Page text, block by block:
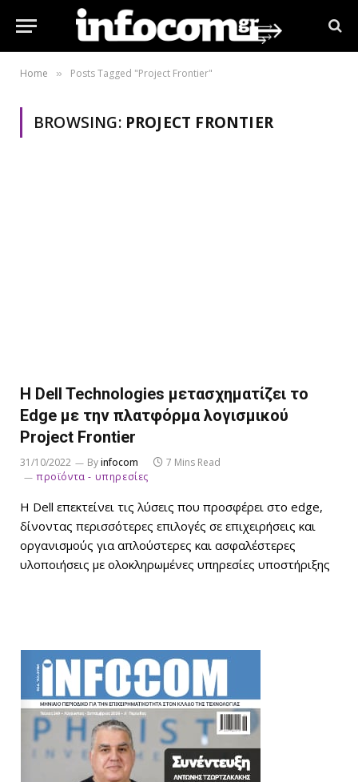
Home » Posts Tagged "Project Frontier"
BROWSING: PROJECT FRONTIER
Η Dell Technologies μετασχηματίζει το
Edge με την πλατφόρμα λογισμικού
Project Frontier
31/10/2022 Byinfocom
7 Mins Read
προϊόντα - υπηρεσίες
Η Dell επεκτείνει τις λύσεις που προσφέρει στο edge,
δίνοντας περισσότερες επιλογές σε επιχειρήσεις και
οργανισμούς για απλούστερες και ασφαλέστερες
υλοποιήσεις με ολοκληρωμένες υπηρεσίες υποστήριξης